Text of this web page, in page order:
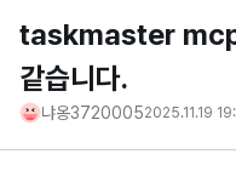
taskmaster mcp
같습니다.
냐옹37200052025.11.19